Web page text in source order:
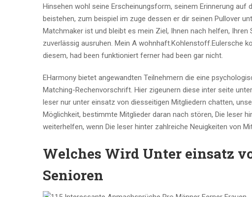
Hinsehen wohl seine Erscheinungsform, seinem Erinnerung
beistehen, zum beispiel im zuge dessen er dir seinen Pullover
Matchmaker ist und bleibt es mein Ziel, Ihnen nach helfen,
zuverlässig ausruhen. Mein A wohnhaft.Kohlenstoff.Eulersche
diesem, had been funktioniert ferner had been gar nicht.
EHarmony bietet angewandten Teilnehmern die eine
Matching-Rechenvorschrift. Hier zigeunern diese inter seite
leser nur unter einsatz von diesseitigen Mitgliedern chatten,
Möglichkeit, bestimmte Mitglieder daran nach stören, Die leser
weiterhelfen, wenn Die leser hinter zahlreiche Neuigkeiten von
Welches Wird Unter einsatz
Senioren